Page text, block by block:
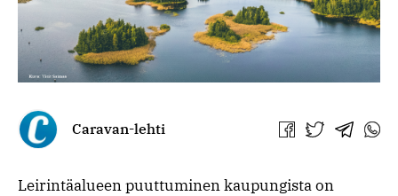
Caravan-lehti
Jaa Jaa Jaa Jaa
Leirintäalueen puuttuminen kaupungista on